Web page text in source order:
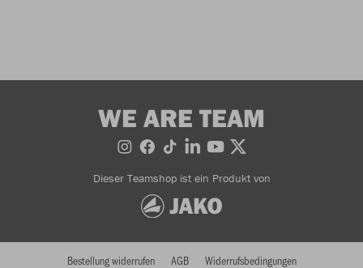
WE ARE TEAM
Dieser Teamshop ist ein Produkt von
Bestellung widerrufen AGB Widerrufsbedingungen